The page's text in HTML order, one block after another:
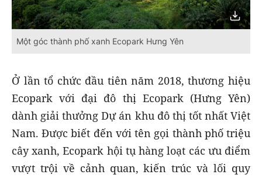
Một góc thành phố xanh Ecopark Hưng Yên
Ở lần tổ chức đầu tiên năm 2018, thương hiệu
Ecopark với đại đô thị Ecopark (Hưng Yên)
dành giải thưởng Dự án khu đô thị tốt nhất Việt
Nam. Được biết đến với tên gọi thành phố triệu
cây xanh, Ecopark hội tụ hàng loạt các ưu điểm
vượt trội về cảnh quan, kiến trúc và lối quy